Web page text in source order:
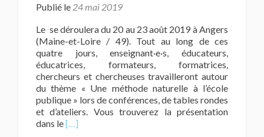
Publié le 24 mai 2019
Le se déroulera du 20 au 23 août 2019 à Angers
(Maine-et-Loire / 49). Tout au long de ces
quatre jours, enseignant·e·s, éducateurs,
éducatrices, formateurs, formatrices,
chercheurs et chercheuses travailleront autour
du thème « Une méthode naturelle à l’école
publique » lors de conférences, de tables rondes
et d’ateliers. Vous trouverez la présentation
dans leEn
[…]